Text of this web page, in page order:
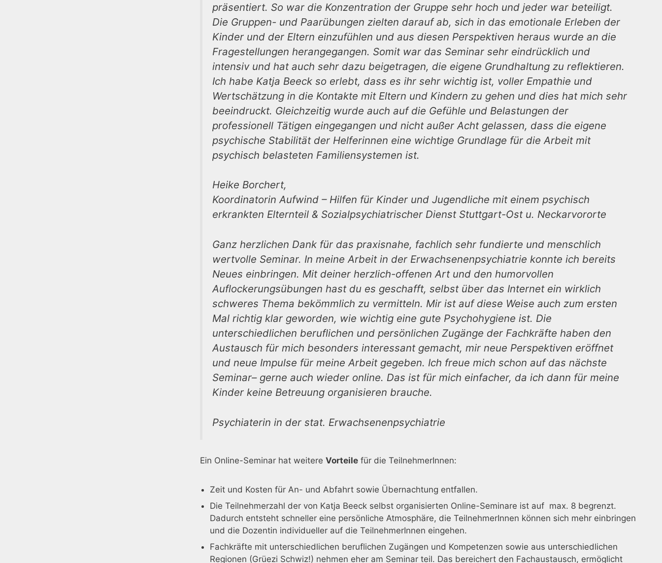
präsentiert. So war die Konzentration der Gruppe sehr hoch und jeder war beteiligt.
Die Gruppen- und Paarübungen zielten darauf ab, sich in das emotionale Erleben der
Kinder und der Eltern einzufühlen und aus diesen Perspektiven heraus wurde an die
Fragestellungen herangegangen. Somit war das Seminar sehr eindrücklich und
intensiv und hat auch sehr dazu beigetragen, die eigene Grundhaltung zu reflektieren.
Ich habe Katja Beeck so erlebt, dass es ihr sehr wichtig ist, voller Empathie und
Wertschätzung in die Kontakte mit Eltern und Kindern zu gehen und dies hat mich sehr
beeindruckt. Gleichzeitig wurde auch auf die Gefühle und Belastungen der
professionell Tätigen eingegangen und nicht außer Acht gelassen, dass die eigene
psychische Stabilität der Helferinnen eine wichtige Grundlage für die Arbeit mit
psychisch belasteten Familiensystemen ist.
Heike Borchert,
Koordinatorin Aufwind – Hilfen für Kinder und Jugendliche mit einem psychisch
erkrankten Elternteil & Sozialpsychiatrischer Dienst Stuttgart-Ost u. Neckarvororte
Ganz herzlichen Dank für das praxisnahe, fachlich sehr fundierte und menschlich
wertvolle Seminar. In meine Arbeit in der Erwachsenenpsychiatrie konnte ich bereits
Neues einbringen. Mit deiner herzlich-offenen Art und den humorvollen
Auflockerungsübungen hast du es geschafft, selbst über das Internet ein wirklich
schweres Thema bekömmlich zu vermitteln. Mir ist auf diese Weise auch zum ersten
Mal richtig klar geworden, wie wichtig eine gute Psychohygiene ist. Die
unterschiedlichen beruflichen und persönlichen Zugänge der Fachkräfte haben den
Austausch für mich besonders interessant gemacht, mir neue Perspektiven eröffnet
und neue Impulse für meine Arbeit gegeben. Ich freue mich schon auf das nächste
Seminar– gerne auch wieder online. Das ist für mich einfacher, da ich dann für meine
Kinder keine Betreuung organisieren brauche.
Psychiaterin in der stat. Erwachsenenpsychiatrie
Ein Online-Seminar hat weitere Vorteile für die TeilnehmerInnen:
Zeit und Kosten für An- und Abfahrt sowie Übernachtung entfallen.
Die Teilnehmerzahl der von Katja Beeck selbst organisierten Online-Seminare ist auf max. 8 begrenzt.
Dadurch entsteht schneller eine persönliche Atmosphäre, die TeilnehmerInnen können sich mehr einbringen
und die Dozentin individueller auf die TeilnehmerInnen eingehen.
Fachkräfte mit unterschiedlichen beruflichen Zugängen und Kompetenzen sowie aus unterschiedlichen
Regionen (Grüezi Schwiz!) nehmen eher am Seminar teil. Das bereichert den Fachaustausch, ermöglicht